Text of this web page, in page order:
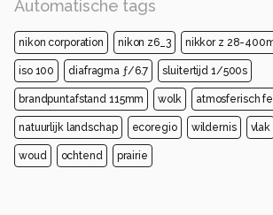
Automatische tags
nikon corporation nikon z6_3 nikkor z 28-
iso 100 diafragma ƒ/6.7 sluitertijd 1/500s
brandpuntafstand 115mm wolk atmosferisch
natuurlijk landschap ecoregio wildernis vlak
woud ochtend prairie